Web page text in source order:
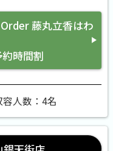
藤丸立香はわ
時間割
人数：4名